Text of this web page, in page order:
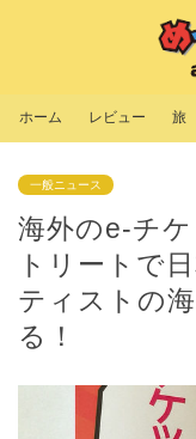
ホーム レビュー 旅
一般ニュース
海外のe-チ
トリートで
ティストの
る！